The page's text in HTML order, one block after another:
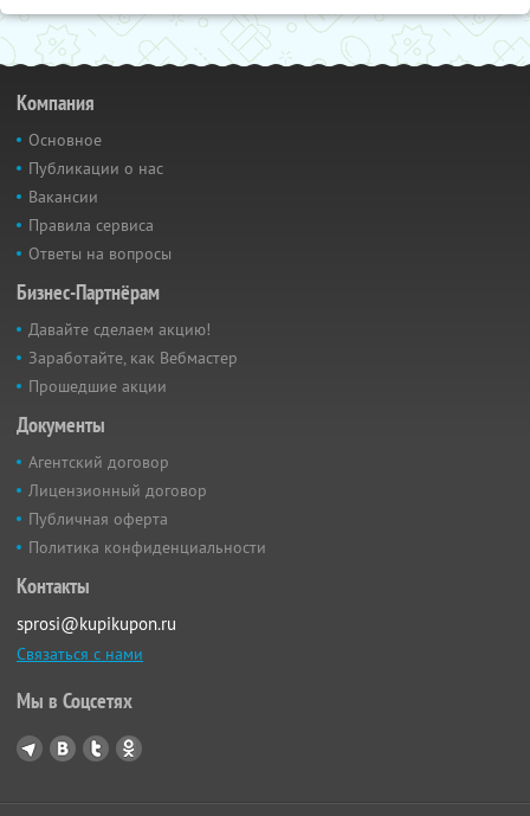
Компания
Основное
Публикации о нас
Вакансии
Правила сервиса
Ответы на вопросы
Бизнес-Партнёрам
Давайте сделаем акцию!
Заработайте, как Вебмастер
Прошедшие акции
Документы
Агентский договор
Лицензионный договор
Публичная оферта
Политика конфиденциальности
Контакты
sprosi@kupikupon.ru
Связаться с нами
Мы в Соцсетях